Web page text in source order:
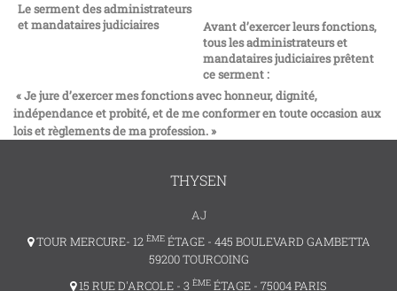
Le serment des administrateurs
et mandataires judiciaires
Avant d’exercer leurs fonctions,
tous les administrateurs et
mandataires judiciaires prêtent
ce serment :
« Je jure d’exercer mes fonctions avec honneur, dignité,
indépendance et probité, et de me conformer en toute occasion aux
lois et règlements de ma profession. »
THYSEN
AJ
TOUR MERCURE- 12 ÈMEÉTAGE - 445 BOULEVARD GAMBETTA
59200 TOURCOING
15 RUE D'ARCOLE - 3 ÈME ÉTAGE - 75004 PARIS